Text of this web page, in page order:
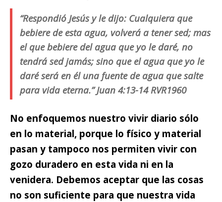
“Respondió Jesús y le dijo: Cualquiera que
bebiere de esta agua, volverá a tener sed; mas
el que bebiere del agua que yo le daré, no
tendrá sed jamás; sino que el agua que yo le
daré será en él una fuente de agua que salte
para vida eterna.” Juan 4:13-14 RVR1960
No enfoquemos nuestro vivir diario sólo
en lo material, porque lo físico y material
pasan y tampoco nos permiten vivir con
gozo duradero en esta vida ni en la
venidera. Debemos aceptar que las cosas
no son suficiente para que nuestra vida